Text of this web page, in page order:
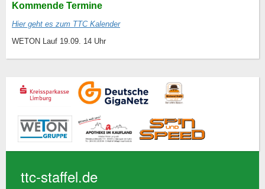
Kommende Termine
Hier geht es zum TTC Kalender
WETON Lauf 19.09. 14 Uhr
ttc-staffel.de